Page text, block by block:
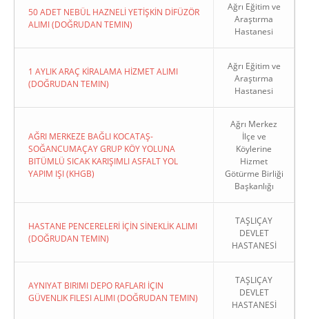
50 ADET NEBÜL HAZNELİ YETİŞKİN DİFÜZÖR
ALIMI (DOĞRUDAN TEMIN)
Ağrı Eğitim ve
Araştırma
Hastanesi
1 AYLIK ARAÇ KİRALAMA HİZMET ALIMI
(DOĞRUDAN TEMIN)
Ağrı Eğitim ve
Araştırma
Hastanesi
AĞRI MERKEZE BAĞLI KOCATAŞ-
SOĞANCUMAÇAY GRUP KÖY YOLUNA
BITÜMLÜ SICAK KARIŞIMLI ASFALT YOL
YAPIM IŞI (KHGB)
Ağrı Merkez
İlçe ve
Köylerine
Hizmet
Götürme Birliği
Başkanlığı
HASTANE PENCERELERİ İÇİN SİNEKLİK ALIMI
(DOĞRUDAN TEMIN)
TAŞLIÇAY
DEVLET
HASTANESİ
AYNIYAT BIRIMI DEPO RAFLARI İÇIN
GÜVENLIK FILESI ALIMI (DOĞRUDAN TEMIN)
TAŞLIÇAY
DEVLET
HASTANESİ